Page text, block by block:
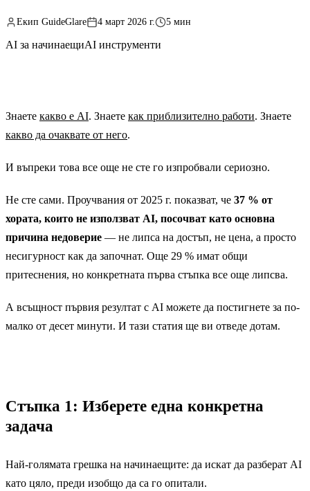
Екип GuideGlare 4 март 2026 г. 5 мин
AI за начинаещиAI инструменти
Знаете какво е AI. Знаете как приблизително работи. Знаете
какво да очаквате от него.
И въпреки това все още не сте го изпробвали сериозно.
Не сте сами. Проучвания от 2025 г. показват, че 37 % от
хората, които не използват AI, посочват като основна
причина недоверие — не липса на достъп, не цена, а просто
несигурност как да започнат. Още 29 % имат общи
притеснения, но конкретната първа стъпка все още липсва.
А всъщност първия резултат с AI можете да постигнете за по-
малко от десет минути. И тази статия ще ви отведе дотам.
Стъпка 1: Изберете една конкретна
задача
Най-голямата грешка на начинаещите: да искат да разберат AI
като цяло, преди изобщо да са го опитали.